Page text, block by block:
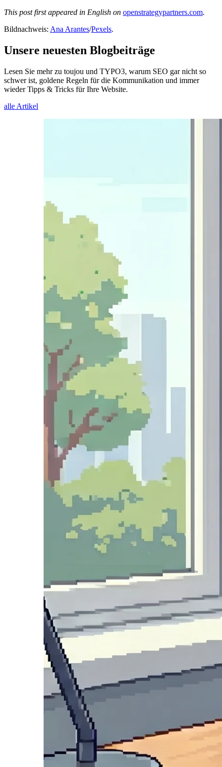
This post first appeared in English on openstrategypartners.com.
Bildnachweis: Ana Arantes/Pexels.
Unsere neuesten Blogbeiträge
Lesen Sie mehr zu toujou und TYPO3, warum SEO gar nicht so
schwer ist, goldene Regeln für die Kommunikation und immer
wieder Tipps & Tricks für Ihre Website.
alle Artikel